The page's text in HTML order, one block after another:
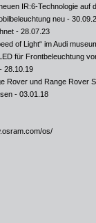
IR:6-Technologie auf
neu -
- 28.07.23
of Light“ im Audi
für Frontbeleuchtung
- 28.10.19
Rover und Range Rover
- 03.01.18
os/